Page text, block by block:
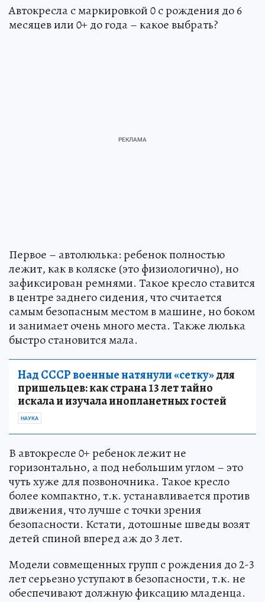
Автокресла с маркировкой 0 с рождения до 6
месяцев или 0+ до года – какое выбрать?
Первое – автолюлька: ребенок полностью
лежит, как в коляске (это физиологично), но
зафиксирован ремнями. Такое кресло ставится
в центре заднего сидения, что считается
самым безопасным местом в машине, но боком
и занимает очень много места. Также люлька
быстро становится мала.
Над СССР военные натянули «сетку»для
пришельцев: как страна 13 лет тайно
искала и изучала инопланетных гостей
НАУКА
В автокресле 0+ ребенок лежит не
горизонтально, а под небольшим углом – это
чуть хуже для позвоночника. Такое кресло
более компактно, т.к. устанавливается против
движения, что лучше с точки зрения
безопасности. Кстати, дотошные шведы возят
детей спиной вперед аж до 3 лет.
Модели совмещенных групп с рождения до 2-3
лет серьезно уступают в безопасности, т.к. не
обеспечивают должную фиксацию младенца.